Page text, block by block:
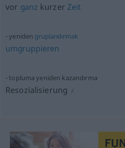
vor ganz kurzer Zeit
yeniden gruplandırmak
umgruppieren
topluma yeniden kazandırma
Resozialisierung F